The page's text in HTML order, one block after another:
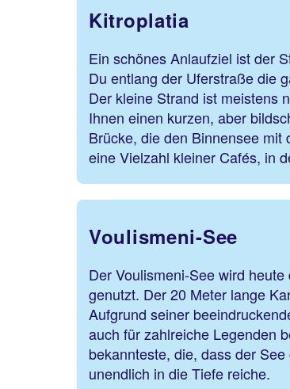
Kitroplatia
Ein schönes Anlaufziel ist der
Du entlang der Uferstraße die
Der kleine Strand ist meistens
Ihnen einen kurzen, aber
Brücke, die den Binnensee
eine Vielzahl kleiner Cafés, in
Voulismeni-See
Der Voulismeni-See wird
genutzt. Der 20 Meter lange
Aufgrund seiner
auch für zahlreiche Legenden
bekannteste, die, dass der
unendlich in die Tiefe reiche.